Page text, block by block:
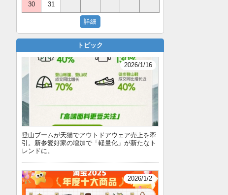
30 31
トピック
2026/1/16
登山ブームが天猫でアウトドアウェア売上を牽
引。新参愛好家の増加で「軽量化」が新たなト
レンドに。
2026/1/2